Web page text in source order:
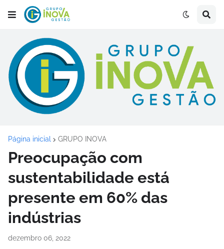
Página inicial GRUPO INOVA
Preocupação com
sustentabilidade está
presente em 60% das
indústrias
dezembro 06, 2022